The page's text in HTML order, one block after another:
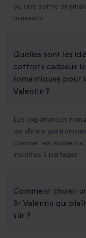
ou une sortie
pression.
Quelles sont les
coffrets cadeaux
romantiques pour
Valentin ?
Les expériences
les dîners
charme, les
insolites à partager.
Comment choisir
St Valentin qui
sûr ?